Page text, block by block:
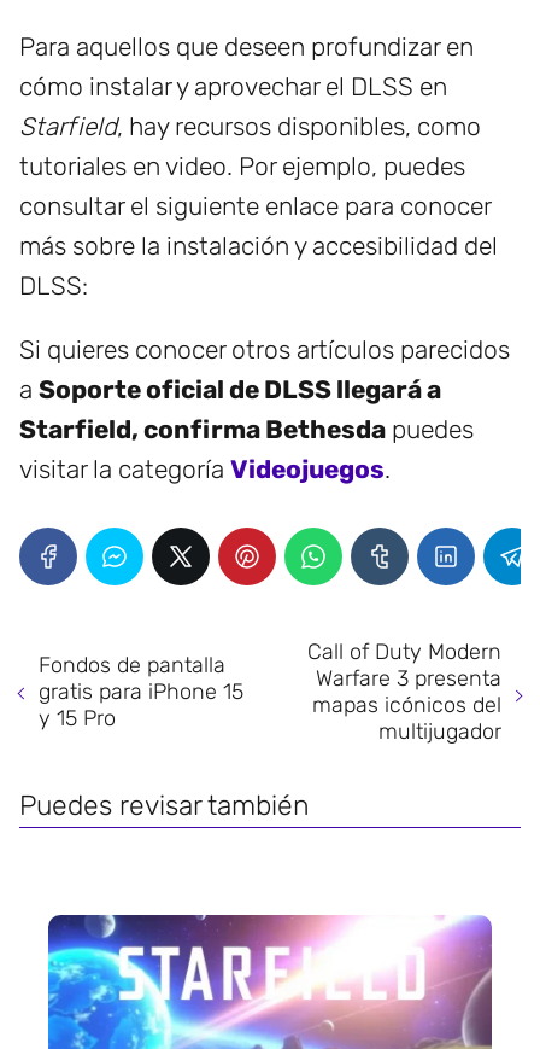
Para aquellos que deseen profundizar en
cómo instalar y aprovechar el DLSS en
Starfield, hay recursos disponibles, como
tutoriales en video. Por ejemplo, puedes
consultar el siguiente enlace para conocer
más sobre la instalación y accesibilidad del
DLSS:
Si quieres conocer otros artículos parecidos
a Soporte oficial de DLSS llegará a
Starfield, confirma Bethesda puedes
visitar la categoría Videojuegos.
Fondos de pantalla
gratis para iPhone 15
y 15 Pro
Call of Duty Modern
Warfare 3 presenta
mapas icónicos del
multijugador
Puedes revisar también